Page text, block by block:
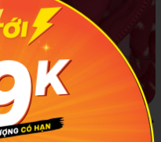
ra những sản phẩm chất
hại cho môi trường. Ảnh: